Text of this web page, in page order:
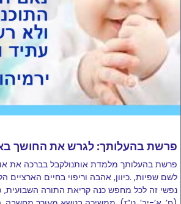
פרשת בהעלותך: לגרש את החושך
פרשת בהעלותך מלמדת אותנולקבל בברכה את
לשם שפיות, .כיוון, אהבה וריפוי בחיים הארציים
נפשי זה לכל מחפש כנה קריאת התורה